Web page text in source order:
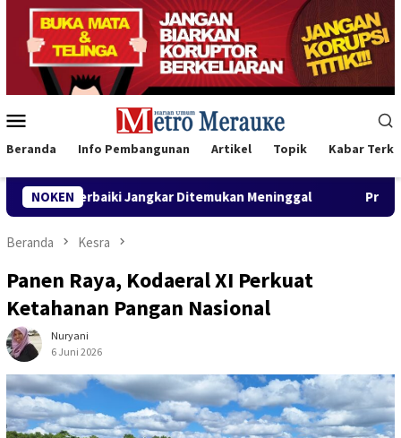
Loncat
konten
Mobile
Beranda Info Pembangunan Artikel Topik Kabar
NOKEN
Jangkar Ditemukan Meninggal Program CSR
Beranda Kesra
Panen Raya, Kodaeral XI Perkuat
Ketahanan Pangan Nasional
Nuryani
6 Juni 2026